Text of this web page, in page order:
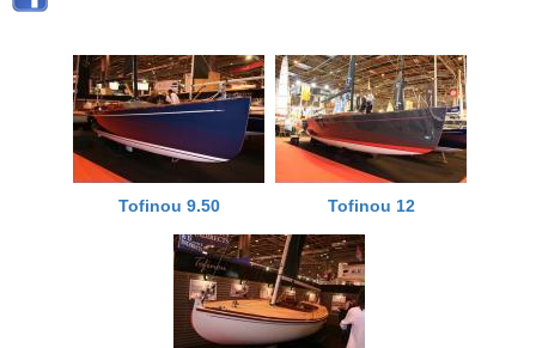
Tofinou 9.50 Tofinou 12